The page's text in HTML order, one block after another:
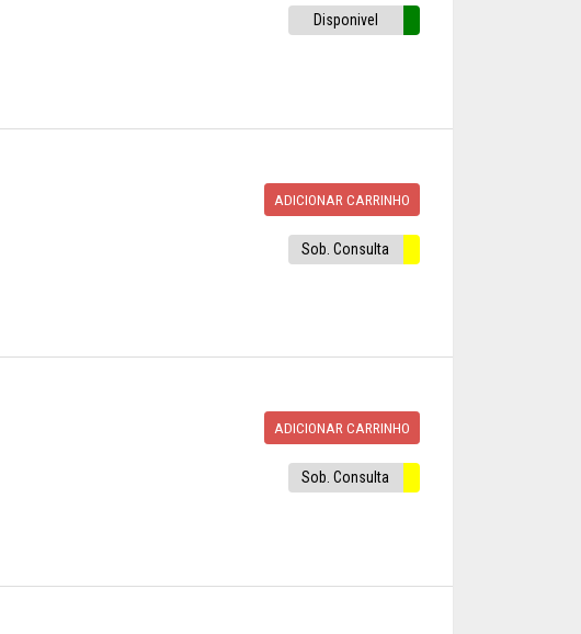
Disponivel
ADICIONAR CARRINHO
Sob. Consulta
ADICIONAR CARRINHO
Sob. Consulta